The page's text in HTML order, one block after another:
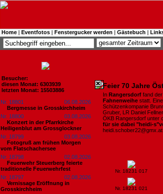
Home | Eventfotos | Fenstergucker werden | Gästebuch |
Besucher:
diesen Monat: 6303939
letzten Monat: 15503886
Nr. 18801
06.08.2026
Bergmesse in Grosskirchheim
Nr. 18800
03.08.2026
Konzert in der Pfarrkirche
Heiligenblut am Grossglockner
Nr. 18799
03.08.2026
Fotogruß am frühen Morgen
vom Flatschachersee
Nr. 18798
02.08.2026
Feuerwehr Steuerberg feierte
traditionelle Feuerwehrfest
Nr. 18797
02.08.2026
Vernissage Eröffnung in
Grosskirchheim
Feier 70 Jahre
In Rangersdorf fand
Fahnenweihe statt.
Schützenkompanie
Gruber, LR Daniel
ÖKB Rangersdorf unter
für sie dabei "heidi-
heidi.schober22@gmx.at
Nr. 18231 017
Nr. 18231 021